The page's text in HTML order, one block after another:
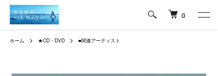
0
ホーム ★CD・DVD ■関連アーティスト